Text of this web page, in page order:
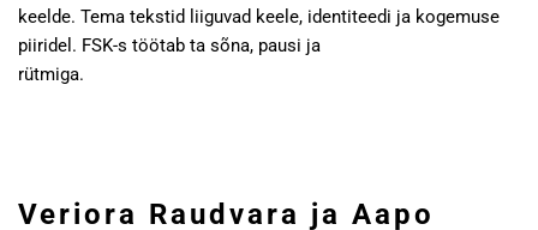
keelde. Tema tekstid liiguvad keele, identiteedi ja kogemuse
piiridel. FSK-s töötab ta sõna, pausi ja
rütmiga.
Veriora Raudvara ja Aapo